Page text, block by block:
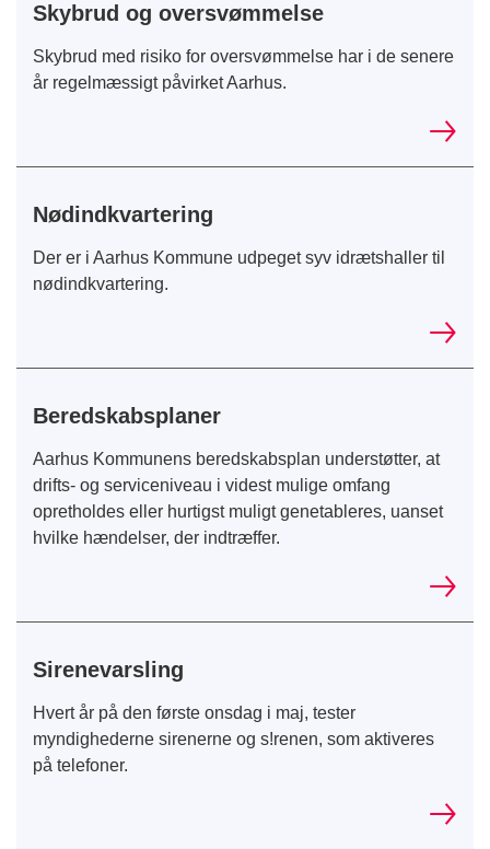
Skybrud og oversvømmelse
Skybrud med risiko for oversvømmelse har i de senere
år regelmæssigt påvirket Aarhus.
Nødindkvartering
Der er i Aarhus Kommune udpeget syv idrætshaller til
nødindkvartering.
Beredskabsplaner
Aarhus Kommunens beredskabsplan understøtter, at
drifts- og serviceniveau i videst mulige omfang
opretholdes eller hurtigst muligt genetableres, uanset
hvilke hændelser, der indtræffer.
Sirenevarsling
Hvert år på den første onsdag i maj, tester
myndighederne sirenerne og s!renen, som aktiveres
på telefoner.